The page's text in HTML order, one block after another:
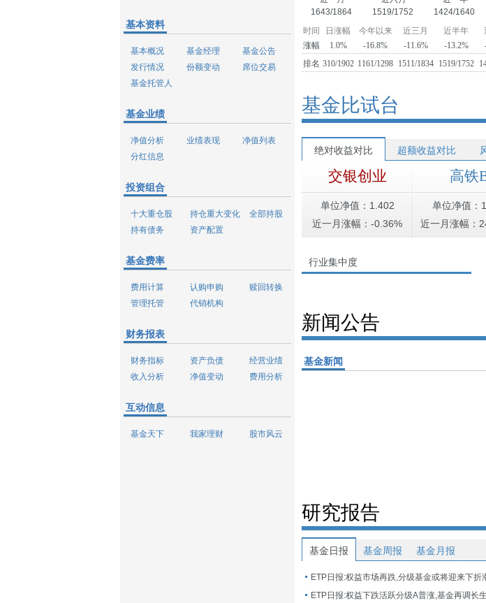
基本资料
基本概况 基金经理
基金公告
发行情况
份额变动
席位交易
基金托管人
基金业绩
净值分析 业绩表现
净值列表
分红信息
投资组合
十大重仓股 持仓重大变化
全部持股
持有债务
资产配置
基金费率
费用计算 认购申购
赎回转换
管理托管
代销机构
财务报表
财务指标 资产负债
经营业绩
收入分析
净值变动 费用分析
互动信息
基金天下 我家理财 股市风云
1643/1864
1519/1752
1424/1640
时间
日涨幅 今年以来 近三月 近半年
涨幅
1.0% -16.8% -11.6% -13.2%
排名 310/1902 1161/1298 1511/1834 1519/1752
基金比试台
绝对收益对比 超额收益对比
交银创业
单位净值：1.402
近一月涨幅：-0.36%
高铁
单位净值：
近一月涨幅：
行业集中度
新闻公告
基金新闻
研究报告
基金日报 基金周报 基金月报
ETP日报:权益市场再跌,分级基金或将迎来下折